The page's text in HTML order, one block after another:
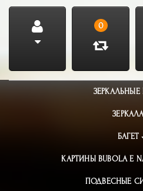
0
БАГЕТ
КАРТИНЫ BUBOLA E
ПОДВЕСНЫЕ